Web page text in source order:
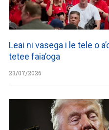
Leai ni vasega i le tele o
tetee faia’oga
23/07/2026